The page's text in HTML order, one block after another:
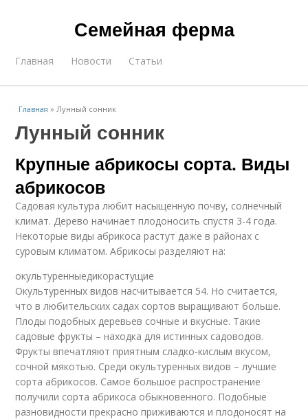
Семейная ферма
Главная Новости Статьи
Главная »Лунный сонник
Лунный сонник
Крупные абрикосы сорта. Виды
абрикосов
Садовая культура любит насыщенную почву, солнечный
климат. Дерево начинает плодоносить спустя 3-4 года.
Некоторые виды абрикоса растут даже в районах с
суровым климатом. Абрикосы разделяют на:
окультуренныедикорастущие
Окультуренных видов насчитывается 54. Но считается,
что в любительских садах сортов выращивают больше.
Плоды подобных деревьев сочные и вкусные. Такие
садовые фрукты – находка для истинных садоводов.
Фрукты впечатляют приятным сладко-кислым вкусом,
сочной мякотью. Среди окультуренных видов – лучшие
сорта абрикосов. Самое большое распространение
получили сорта абрикоса обыкновенного. Подобные
разновидности прекрасно приживаются и плодоносят на